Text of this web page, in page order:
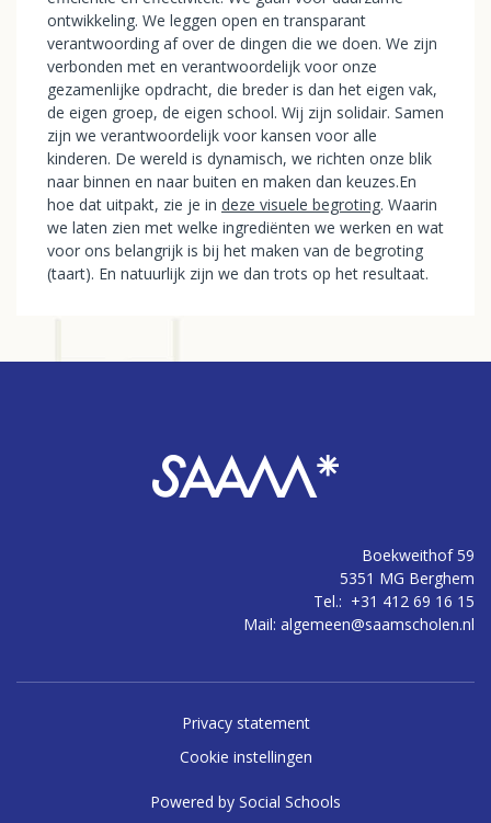
ontwikkeling. We leggen open en transparant
verantwoording af over de dingen die we doen. We zijn
verbonden met en verantwoordelijk voor onze
gezamenlijke opdracht, die breder is dan het eigen vak,
de eigen groep, de eigen school. Wij zijn solidair. Samen
zijn we verantwoordelijk voor kansen voor alle
kinderen. De wereld is dynamisch, we richten onze blik
naar binnen en naar buiten en maken dan keuzes.En
hoe dat uitpakt, zie je in deze visuele begroting. Waarin
we laten zien met welke ingrediënten we werken en wat
voor ons belangrijk is bij het maken van de begroting
(taart). En natuurlijk zijn we dan trots op het resultaat.
Boekweithof 59
5351 MG Berghem
Tel.: +31 412 69 16 15
Mail: algemeen@saamscholen.nl
Privacy statement
Cookie instellingen
Powered by Social Schools